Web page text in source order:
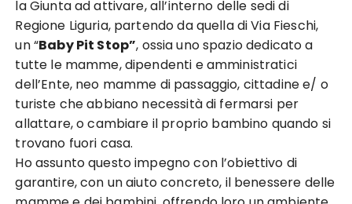
la Giunta ad attivare, all’interno delle sedi di
Regione Liguria, partendo da quella di Via Fieschi,
un “Baby Pit Stop”, ossia uno spazio dedicato a
tutte le mamme, dipendenti e amministratici
dell’Ente, neo mamme di passaggio, cittadine e/ o
turiste che abbiano necessità di fermarsi per
allattare, o cambiare il proprio bambino quando si
trovano fuori casa.
Ho assunto questo impegno con l’obiettivo di
garantire, con un aiuto concreto, il benessere delle